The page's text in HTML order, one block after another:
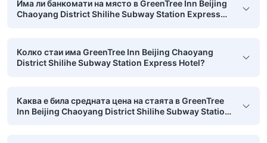
Има ли банкомати на място в GreenTree Inn Beijing
Chaoyang District Shilihe Subway Station Express
Колко стаи има GreenTree Inn Beijing Chaoyang
District Shilihe Subway Station Express Hotel?
Каква е била средната цена на стаята в GreenTree
Inn Beijing Chaoyang District Shilihe Subway Station